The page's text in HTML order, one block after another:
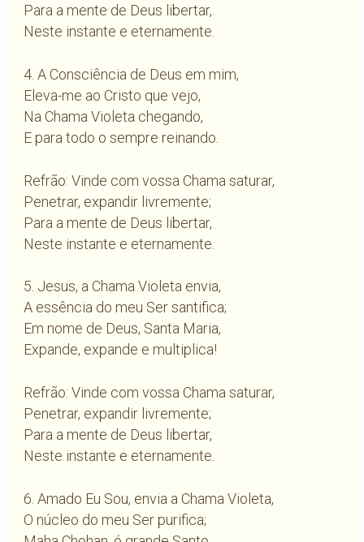
Para a mente de Deus libertar,
Neste instante e eternamente.
4. A Consciência de Deus em mim,
Eleva-me ao Cristo que vejo,
Na Chama Violeta chegando,
E para todo o sempre reinando.
Refrão: Vinde com vossa Chama saturar,
Penetrar, expandir livremente;
Para a mente de Deus libertar,
Neste instante e eternamente.
5. Jesus, a Chama Violeta envia,
A essência do meu Ser santifica;
Em nome de Deus, Santa Maria,
Expande, expande e multiplica!
Refrão: Vinde com vossa Chama saturar,
Penetrar, expandir livremente;
Para a mente de Deus libertar,
Neste instante e eternamente.
6. Amado Eu Sou, envia a Chama Violeta,
O núcleo do meu Ser purifica;